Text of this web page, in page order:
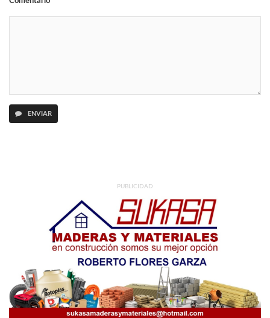
ENVIAR
PUBLICIDAD